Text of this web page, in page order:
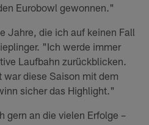
Eurobowl gewonnen."
Jahre, die ich auf keinen Fall
"Ich werde immer
Laufbahn zurückblicken.
war diese Saison mit dem
sicher das Highlight."
gern an die vielen Erfolge –